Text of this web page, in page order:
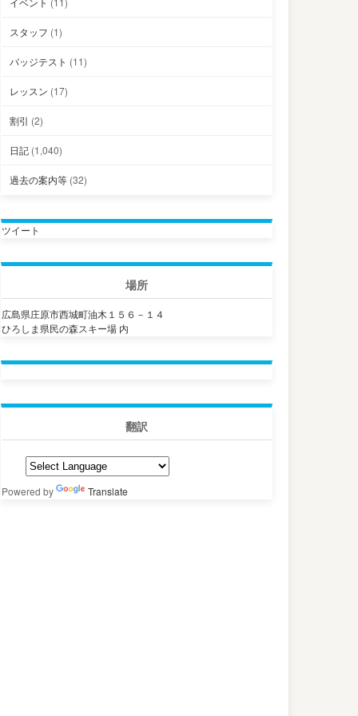
スタッフ (1)
バッジテスト (11)
レッスン (17)
割引 (2)
日記 (1,040)
過去の案内等 (32)
ツイート
場所
広島県庄原市西城町油木１５６－１４
ひろしま県民の森スキー場 内
翻訳
Powered by Translate